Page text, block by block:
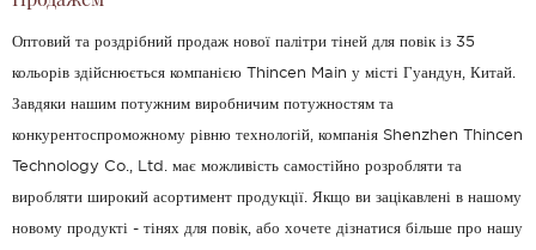
Оптовий та роздрібний продаж нової палітри тіней для повік із 35
кольорів здійснюється компанією Thincen Main у місті Гуандун, Китай.
Завдяки нашим потужним виробничим потужностям та
конкурентоспроможному рівню технологій, компанія Shenzhen Thincen
Technology Co., Ltd. має можливість самостійно розробляти та
виробляти широкий асортимент продукції. Якщо ви зацікавлені в нашому
новому продукті - тінях для повік, або хочете дізнатися більше про нашу